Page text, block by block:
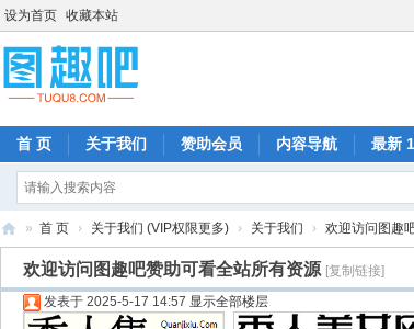
设为首页 收藏本站
首 页 关于我们 赞助会员 内容导航 最新
趣
» 首 页 › 关于我们 (VIP权限更多) › 关于我们 › 欢迎访问图趣
欢迎访问图趣吧赞助可看全站所有资源 [复制链接]
发表于 2025-5-17 14:57 显示全部楼层